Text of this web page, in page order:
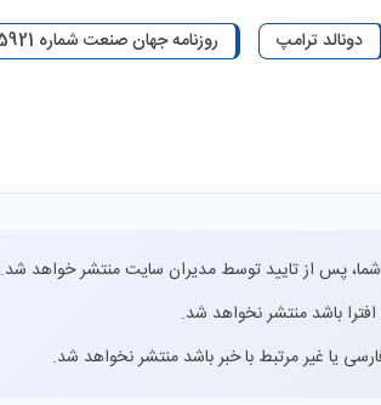
دونالد ترامپ روزنامه جهان صنعت شماره 5921
پس از تایید توسط مدیران سایت منتشر خواهد شد.
باشد منتشر نخواهد شد.
یا غیر مرتبط با خبر باشد منتشر نخواهد شد.